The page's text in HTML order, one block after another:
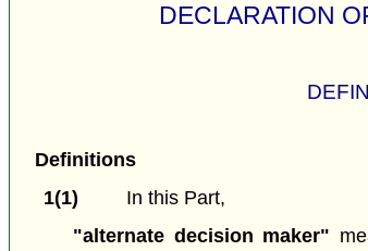
DECLARATION
Definitions
1(1)
In this Part,
"alternate decision maker"